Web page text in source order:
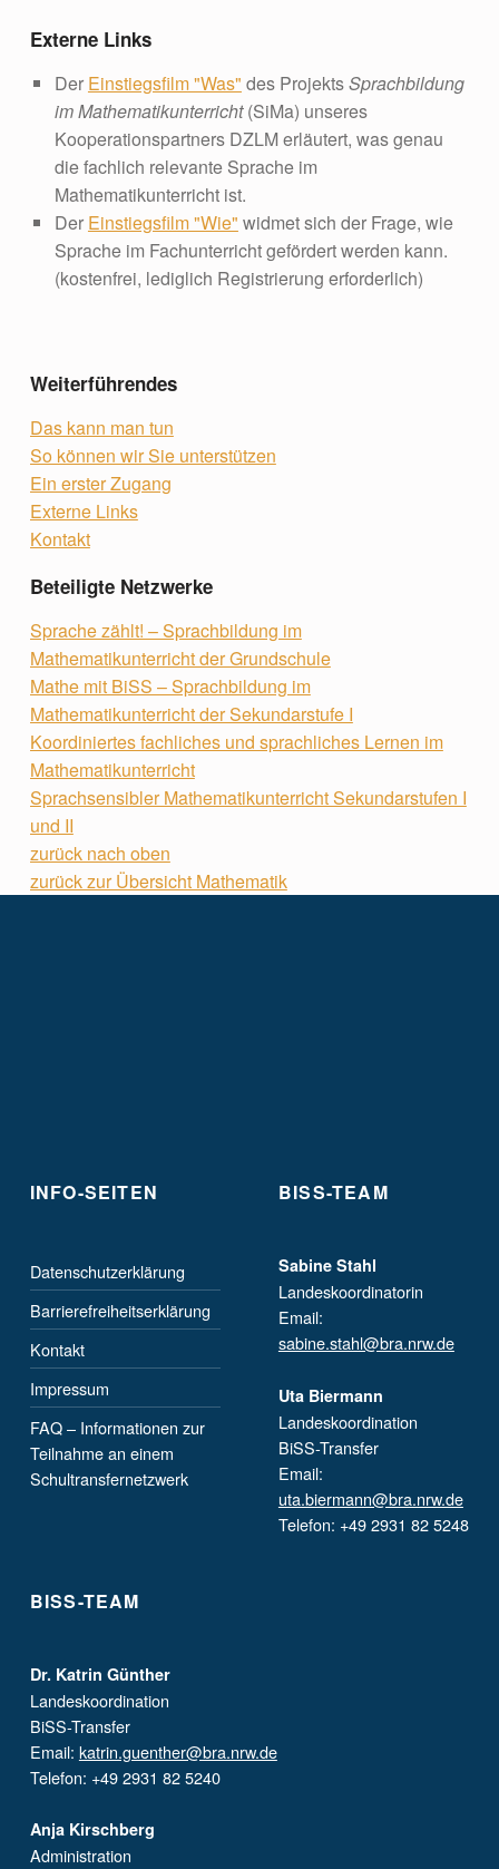
Externe Links
Der Einstiegsfilm "Was" des ProjektsSprachbildung
im Mathematikunterricht(SiMa) unseres
Kooperationspartners DZLM erläutert, was genau
die fachlich relevante Sprache im
Mathematikunterricht ist.
Der Einstiegsfilm "Wie" widmet sich der Frage, wie
Sprache im Fachunterricht gefördert werden kann.
(kostenfrei, lediglich Registrierung erforderlich)
Weiterführendes
Das kann man tun
So können wir Sie unterstützen
Ein erster Zugang
Externe Links
Kontakt
Beteiligte Netzwerke
Sprache zählt! – Sprachbildung im
Mathematikunterricht der Grundschule
Mathe mit BiSS – Sprachbildung im
Mathematikunterricht der Sekundarstufe I
Koordiniertes fachliches und sprachliches Lernen im
Mathematikunterricht
Sprachsensibler Mathematikunterricht Sekundarstufen I
und II
zurück nach oben
zurück zur Übersicht Mathematik
Skip back to main navigation
INFO-SEITEN
Datenschutzerklärung
Barrierefreiheitserklärung
Kontakt
Impressum
FAQ – Informationen zur
Teilnahme an einem
Schultransfernetzwerk
BISS-TEAM
Sabine Stahl
Landeskoordinatorin
Email:
sabine.stahl@bra.nrw.de
Uta Biermann
Landeskoordination
BiSS-Transfer
Email:
uta.biermann@bra.nrw.de
Telefon: +49 2931 82 5248
BISS-TEAM
Dr. Katrin Günther
Landeskoordination
BiSS-Transfer
Email: katrin.guenther@bra.nrw.de
Telefon: +49 2931 82 5240
Anja Kirschberg
Administration